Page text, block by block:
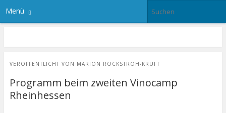
Menü
VERÖFFENTLICHT VON MARION ROCKSTROH-KRUFT
Programm beim zweiten Vinocamp
Rheinhessen